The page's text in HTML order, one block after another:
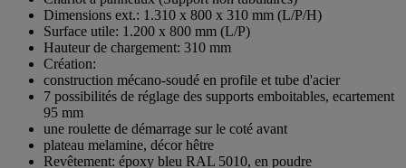
étoiles.
Dimensions ext.: 1.310 x 800 x 310 mm (L/P/H)
Surface utile: 1.200 x 800 mm (L/P)
Hauteur de chargement: 310 mm
Création:
construction mécano-soudé en profile et tube d'acier
7 possibilités de réglage des supports emboitables, ecartement
95 mm
une roulette de démarrage sur le coté avant
plateau melamine, décor hêtre
Revêtement: époxy bleu RAL 5010, en poudre